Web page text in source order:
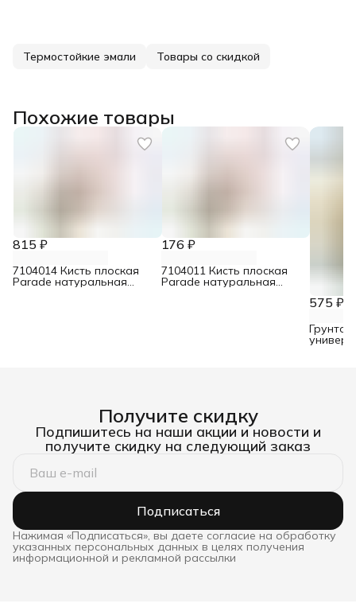
Термостойкие эмали Товары со скидкой
Похожие товары
815 ₽
7104014 Кисть плоская
Parade натуральная
176 ₽
7104011 Кисть плоская
Parade натуральная
575 ₽
Получите скидку
Подпишитесь на наши акции и новости и
получите скидку на следующий заказ
Подписаться
Нажимая «Подписаться», вы даете согласие на обработку
указанных персональных данных в целях получения
информационной и рекламной рассылки